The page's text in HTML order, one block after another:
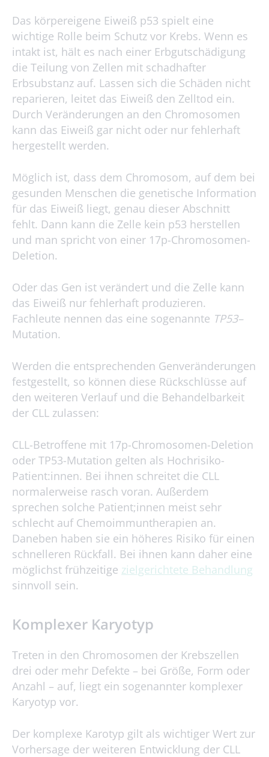
Das körpereigene Eiweiß p53 spielt eine
wichtige Rolle beim Schutz vor Krebs. Wenn es
intakt ist, hält es nach einer Erbgutschädigung
die Teilung von Zellen mit schadhafter
Erbsubstanz auf. Lassen sich die Schäden nicht
reparieren, leitet das Eiweiß den Zelltod ein.
Durch Veränderungen an den Chromosomen
kann das Eiweiß gar nicht oder nur fehlerhaft
hergestellt werden.
Möglich ist, dass dem Chromosom, auf dem bei
gesunden Menschen die genetische Information
für das Eiweiß liegt, genau dieser Abschnitt
fehlt. Dann kann die Zelle kein p53 herstellen
und man spricht von einer 17p-Chromosomen-
Deletion.
Oder das Gen ist verändert und die Zelle kann
das Eiweiß nur fehlerhaft produzieren.
Fachleute nennen das eine sogenannte TP53–
Mutation.
Werden die entsprechenden Genveränderungen
festgestellt, so können diese Rückschlüsse auf
den weiteren Verlauf und die Behandelbarkeit
der CLL zulassen:
CLL-Betroffene mit 17p-Chromosomen-Deletion
oder TP53-Mutation gelten als Hochrisiko-
Patient:innen. Bei ihnen schreitet die CLL
normalerweise rasch voran. Außerdem
sprechen solche Patient;innen meist sehr
schlecht auf Chemoimmuntherapien an.
Daneben haben sie ein höheres Risiko für einen
schnelleren Rückfall. Bei ihnen kann daher eine
möglichst frühzeitige zielgerichtete Behandlung
sinnvoll sein.
Komplexer Karyotyp
Treten in den Chromosomen der Krebszellen
drei oder mehr Defekte – bei Größe, Form oder
Anzahl – auf, liegt ein sogenannter komplexer
Karyotyp vor.
Der komplexe Karotyp gilt als wichtiger Wert zur
Vorhersage der weiteren Entwicklung der CLL